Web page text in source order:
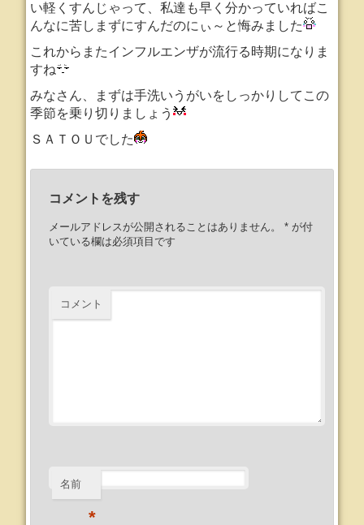
い軽くすんじゃって、私達も早く分かっていればこ
んなに苦しまずにすんだのにぃ～と悔みました
これからまたインフルエンザが流行る時期になりま
すね
みなさん、まずは手洗いうがいをしっかりしてこの
季節を乗り切りましょう
ＳＡＴＯＵでした
コメントを残す
メールアドレスが公開されることはありません。 *が付
いている欄は必須項目です
コメント
名前
*